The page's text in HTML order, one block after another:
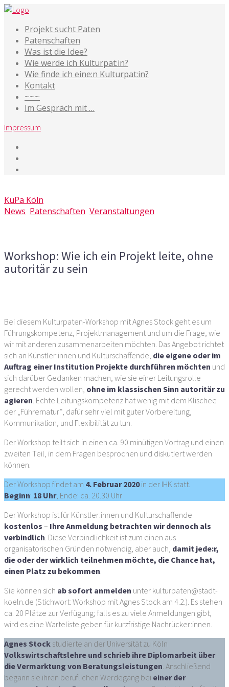
Projekt sucht Paten
Patenschaften
Was ist die Idee?
Wie werde ich Kulturpat:in?
Wie finde ich eine:n Kulturpat:in?
Kontakt
~~~
Im Gespräch mit …
Impressum
KuPa Köln
News Patenschaften Veranstaltungen
Workshop: Wie ich ein Projekt leite, ohne
autoritär zu sein
Bei diesem Kulturpaten-Workshop mit Agnes Stock geht es um
Führungskompetenz, Projektmanagement und um die Frage, wie
wir mit anderen zusammenarbeiten möchten. Das Angebot richtet
sich an Künstler:innen und Kulturschaffende, die eigene oder im
Auftrag einer Institution Projekte durchführen möchten und
sich darüber Gedanken machen, wie sie einer Leitungsrolle
gerecht werden wollen, ohne im klassischen Sinn autoritär zu
agieren . Echte Leitungskompetenz hat wenig mit dem Klischee
der „Führernatur“, dafür sehr viel mit guter Vorbereitung,
Kommunikation, und Flexibilität zu tun.
Der Workshop teilt sich in einen ca. 90 minütigen Vortrag und einen
zweiten Teil, in dem Fragen besprochen und diskutiert werden
können.
Der Workshop findet am 4. Februar 2020in der IHK statt.
Beginn: 18 Uhr, Ende: ca. 20.30 Uhr
Der Workshop ist für Künstler:innen und Kulturschaffende
kostenlos – Ihre Anmeldung betrachten wir dennoch als
verbindlich . Diese Verbindlichkeit ist zum einen aus
organisatorischen Gründen notwendig, aber auch, damit jede:r,
die oder der wirklich teilnehmen möchte, die Chance hat,
einen Platz zu bekommen
Sie können sich ab sofort anmelden unter kulturpaten@stadt-
koeln.de (Stichwort: Workshop mit Agnes Stock am 4.2.). Es stehen
ca. 20 Plätze zur Verfügung; falls es zu viele Anmeldungen gibt,
wird es eine Warteliste geben für kurzfristige Nachrücker:innen.
Agnes Stock studierte an der Universität zu Köln
Volkswirtschaftslehre und schrieb ihre Diplomarbeit über
die Vermarktung von Beratungsleistungen . Anschließend
begann sie ihren beruflichen Werdegang bei einer der